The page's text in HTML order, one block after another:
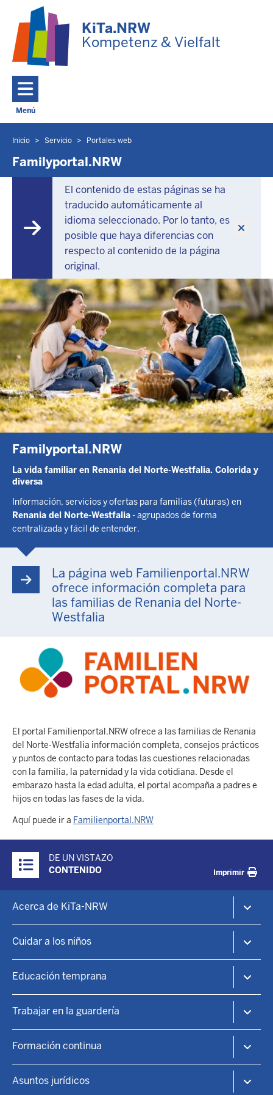
KiTa.NRW
Kompetenz & Vielfalt
Menú
Toggle navigation: Menú principal
Usted
se
Inicio Servicio Portales web
Familyportal.NRW
El contenido de estas páginas se ha
traducido automáticamente al
idioma seleccionado. Por lo tanto, es
posible que haya diferencias con
respecto al contenido de la página
original.
Familyportal.NRW
La vida familiar en Renania del Norte-Westfalia. Colorida y
diversa
Información, servicios y ofertas para familias (futuras) en
Renania del Norte-Westfalia- agrupados de forma
centralizada y fácil de entender.
La página web Familienportal.NRW
ofrece información completa para
las familias de Renania del Norte-
Westfalia
El portal Familienportal.NRW ofrece a las familias de Renania
del Norte-Westfalia información completa, consejos prácticos
y puntos de contacto para todas las cuestiones relacionadas
con la familia, la paternidad y la vida cotidiana. Desde el
embarazo hasta la edad adulta, el portal acompaña a padres e
hijos en todas las fases de la vida.
Aquí puede ir a Familienportal.NRW
Inhalte
DE UN VISTAZO
CONTENIDO
Imprimir
menu
Acerca de KiTa-NRW
Guarderías y educación infantil
Cuidar a los niños
Encontrar una plaza de guardería
Guardería infantil
Centros familiares
Patrocinio
Puntos focales
Educación temprana
Información práctica
Enseñanza de idiomas
Sostenibilidad
Educación cultural
Salud, nutrición y ejercicio
Trabajar en la guardería
Trabajar en la guardería
Programas de formación
Entrada lateral
Formación continua
KitaMove
Asuntos jurídicos